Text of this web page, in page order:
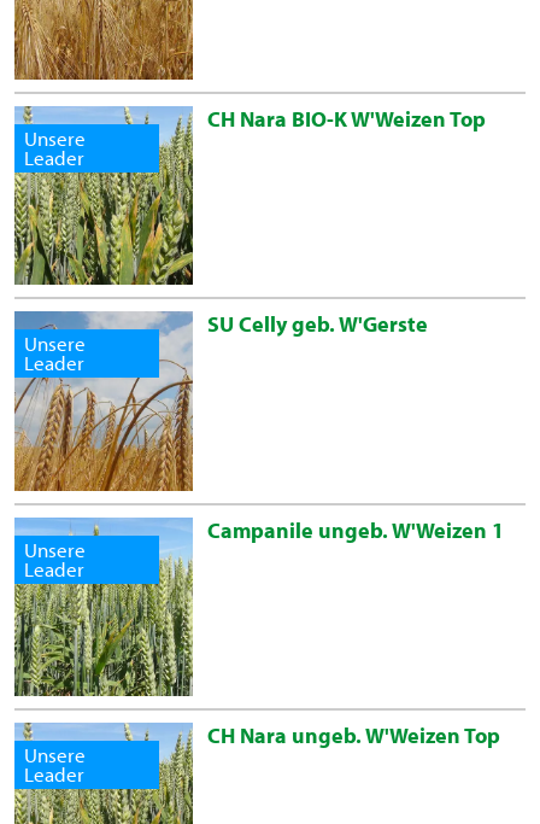
Unsere
Leader
CH Nara BIO-K W'Weizen Top
Unsere
Leader
SU Celly geb. W'Gerste
Unsere
Leader
Campanile ungeb. W'Weizen 1
Unsere
Leader
CH Nara ungeb. W'Weizen Top